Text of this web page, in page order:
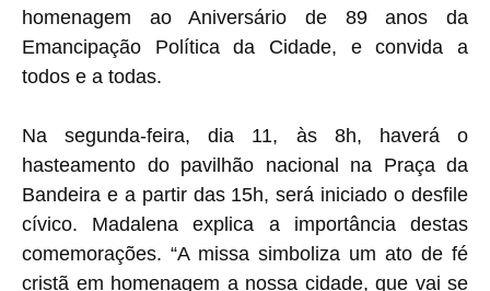
homenagem ao Aniversário de 89 anos da
Emancipação Política da Cidade, e convida a
todos e a todas.
Na segunda-feira, dia 11, às 8h, haverá o
hasteamento do pavilhão nacional na Praça da
Bandeira e a partir das 15h, será iniciado o desfile
cívico. Madalena explica a importância destas
comemorações. “A missa simboliza um ato de fé
cristã em homenagem a nossa cidade, que vai se